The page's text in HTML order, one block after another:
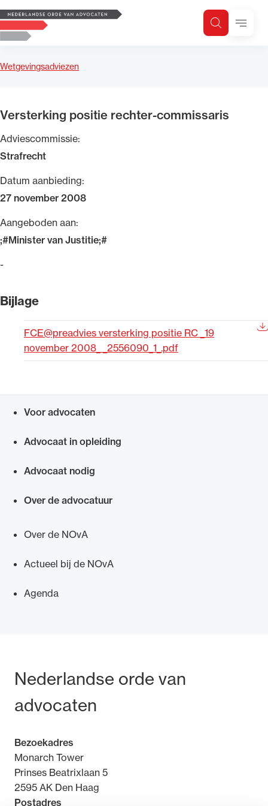
Logo, to the homepage
ZoekenMenu
Wetgevingsadviezen
Versterking positie rechter-commissaris
Adviescommissie:
Strafrecht
Datum aanbieding:
27 november 2008
Aangeboden aan:
;#Minister van Justitie;#
-
Bijlage
FCE@preadvies versterking positie RC _19
november 2008_ _2556090_1_.pdf
Voor advocaten
Advocaat in opleiding
Advocaat nodig
Over de advocatuur
Over de NOvA
Actueel bij de NOvA
Agenda
Bezoek- en postadres
Nederlandse orde van
advocaten
Bezoekadres
Monarch Tower
Prinses Beatrixlaan 5
2595 AK Den Haag
Postadres
Zoeken
Zoek op trefwoord
Van de Advocatenwet tot de Verordening op
advocatuur (Roda).